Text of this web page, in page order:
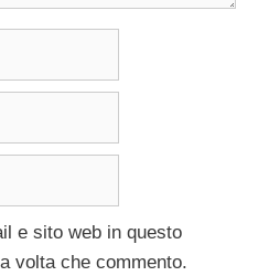
e sito web in questo
volta che commento.